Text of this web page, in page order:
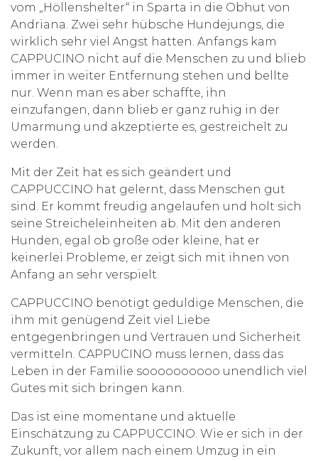
vom „Höllenshelter“ in Sparta in die Obhut von
Andriana. Zwei sehr hübsche Hundejungs, die
wirklich sehr viel Angst hatten. Anfangs kam
CAPPUCINO nicht auf die Menschen zu und blieb
immer in weiter Entfernung stehen und bellte
nur. Wenn man es aber schaffte, ihn
einzufangen, dann blieb er ganz ruhig in der
Umarmung und akzeptierte es, gestreichelt zu
werden.
Mit der Zeit hat es sich geändert und
CAPPUCCINO hat gelernt, dass Menschen gut
sind. Er kommt freudig angelaufen und holt sich
seine Streicheleinheiten ab. Mit den anderen
Hunden, egal ob große oder kleine, hat er
keinerlei Probleme, er zeigt sich mit ihnen von
Anfang an sehr verspielt.
CAPPUCCINO benötigt geduldige Menschen, die
ihm mit genügend Zeit viel Liebe
entgegenbringen und Vertrauen und Sicherheit
vermitteln. CAPPUCINO muss lernen, dass das
Leben in der Familie soooooooooo unendlich viel
Gutes mit sich bringen kann.
Das ist eine momentane und aktuelle
Einschätzung zu CAPPUCCINO. Wie er sich in der
Zukunft, vor allem nach einem Umzug in ein